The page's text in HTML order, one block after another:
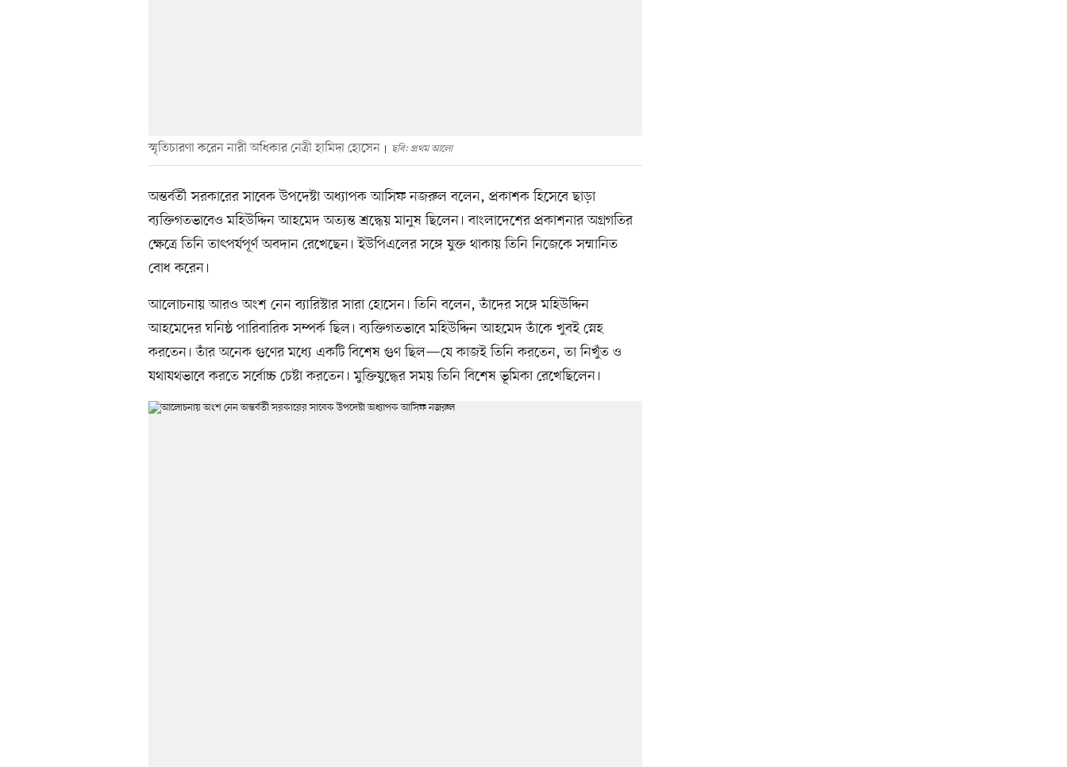
স্মৃতিচারণা করেন নারী অধিকার নেত্রী হামিদা হোসেন ছবি: প্রথম আলো
অন্তর্বর্তী সরকারের সাবেক উপদেষ্টা অধ্যাপক আসিফ নজরুল বলেন, প্রকাশক হিসেবে ছাড়া
ব্যক্তিগতভাবেও মহিউদ্দিন আহমেদ অত্যন্ত শ্রদ্ধেয় মানুষ ছিলেন। বাংলাদেশের প্রকাশনার অগ্রগতির
ক্ষেত্রে তিনি তাৎপর্যপূর্ণ অবদান রেখেছেন। ইউপিএলের সঙ্গে যুক্ত থাকায় তিনি নিজেকে সম্মানিত
বোধ করেন।
আলোচনায় আরও অংশ নেন ব্যারিস্টার সারা হোসেন। তিনি বলেন, তাঁদের সঙ্গে মহিউদ্দিন
আহমেদের ঘনিষ্ঠ পারিবারিক সম্পর্ক ছিল। ব্যক্তিগতভাবে মহিউদ্দিন আহমেদ তাঁকে খুবই স্নেহ
করতেন। তাঁর অনেক গুণের মধ্যে একটি বিশেষ গুণ ছিল—যে কাজই তিনি করতেন, তা নিখুঁত ও
যথাযথভাবে করতে সর্বোচ্চ চেষ্টা করতেন। মুক্তিযুদ্ধের সময় তিনি বিশেষ ভূমিকা রেখেছিলেন।